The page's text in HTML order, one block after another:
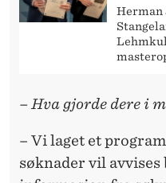
Herman
– Hva gjorde dere i
– Vi laget et
søknader vil